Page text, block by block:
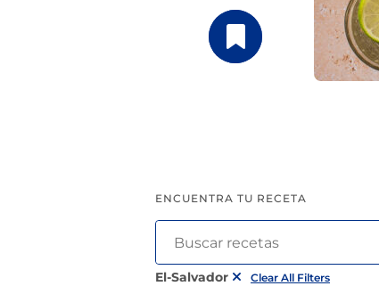
pinchos para el verano
ENCUENTRA TU RECETA
El-Salvador Clear All Filters